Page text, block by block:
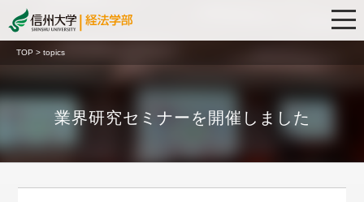
TOP > topics
業界研究セミナーを開催しました